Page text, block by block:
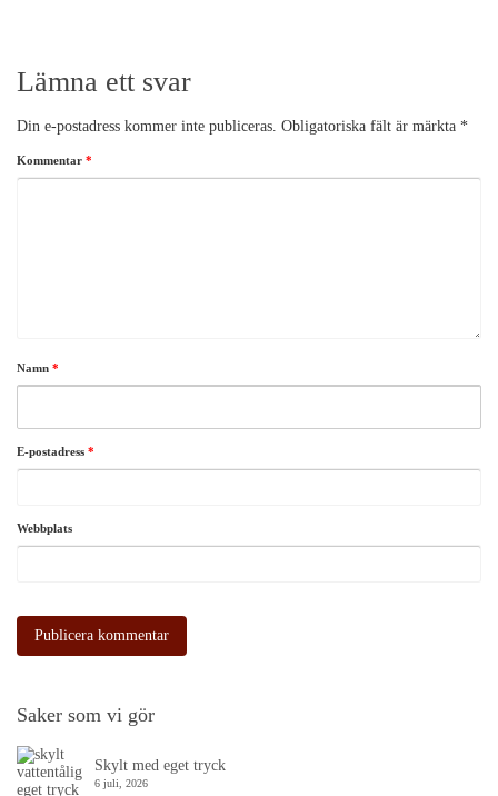
Lämna ett svar
Din e-postadress kommer inte publiceras. Obligatoriska fält är märkta *
Kommentar *
Namn *
E-postadress *
Webbplats
Saker som vi gör
Skylt med eget tryck
6 juli, 2026